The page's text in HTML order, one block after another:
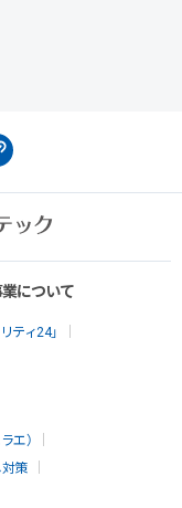
について
ティ24」
エ）
策